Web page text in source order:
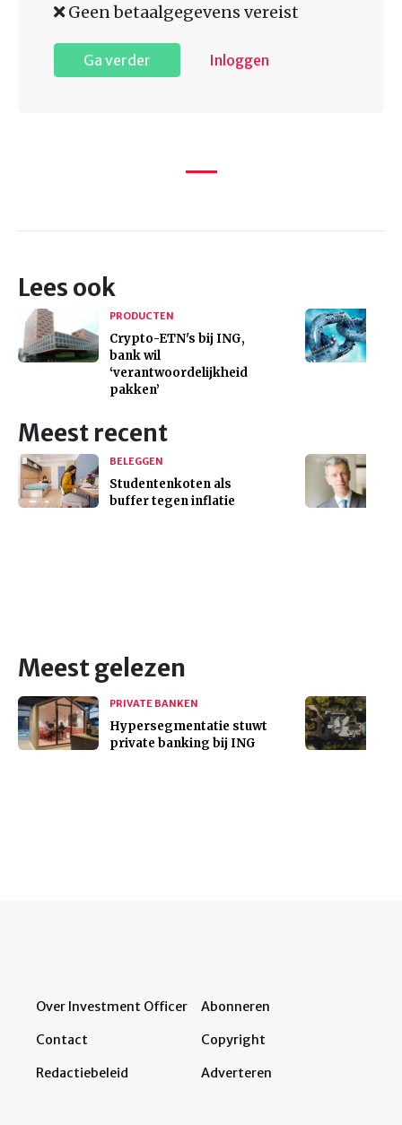
Geen betaalgegevens vereist
Ga verder Inloggen
Lees ook
PRODUCTEN
Crypto-ETN's bij ING,
bank wil
‘verantwoordelijkheid
pakken’
Meest recent
BELEGGEN
Studentenkoten als
buffer tegen inflatie
Meest gelezen
PRIVATE BANKEN
Hypersegmentatie stuwt
private banking bij ING
Over Investment Officer
Contact
Redactiebeleid
Abonneren
Copyright
Adverteren